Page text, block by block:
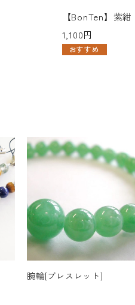
【BonTen】紫紺
1,100円
おすすめ
腕輪[ブレスレット]